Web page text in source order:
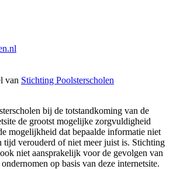
van Stichting Poolsterscholen
bij de totstandkoming van de
de grootst mogelijke zorgvuldigheid
mogelijkheid dat bepaalde informatie niet
verouderd of niet meer juist is. Stichting
niet aansprakelijk voor de gevolgen van
op basis van deze internetsite.